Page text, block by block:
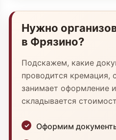
Нужно
в Фрязино?
Подскажем, какие
проводится кремация,
занимает оформление
складывается
Оформим